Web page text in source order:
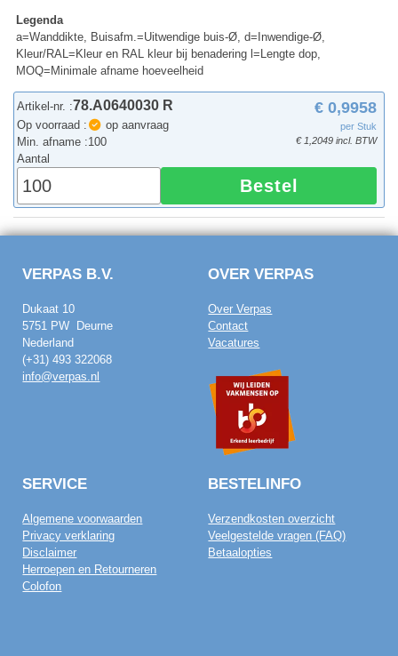
Legenda
a=Wanddikte, Buisafm.=Uitwendige buis-Ø, d=Inwendige-Ø,
Kleur/RAL=Kleur en RAL kleur bij benadering l=Lengte dop,
MOQ=Minimale afname hoeveelheid
Artikel-nr. :78.A0640030 R
Op voorraad :
op aanvraag
Min. afname :100
€ 0,9958
per Stuk
€ 1,2049 incl. BTW
Aantal
Bestel
VERPAS B.V.
Dukaat 10
5751 PW Deurne
Nederland
(+31) 493 322068
info@verpas.nl
OVER VERPAS
Over Verpas
Contact
Vacatures
SERVICE
Algemene voorwaarden
Privacy verklaring
Disclaimer
Herroepen en Retourneren
Colofon
BESTELINFO
Verzendkosten overzicht
Veelgestelde vragen (FAQ)
Betaalopties